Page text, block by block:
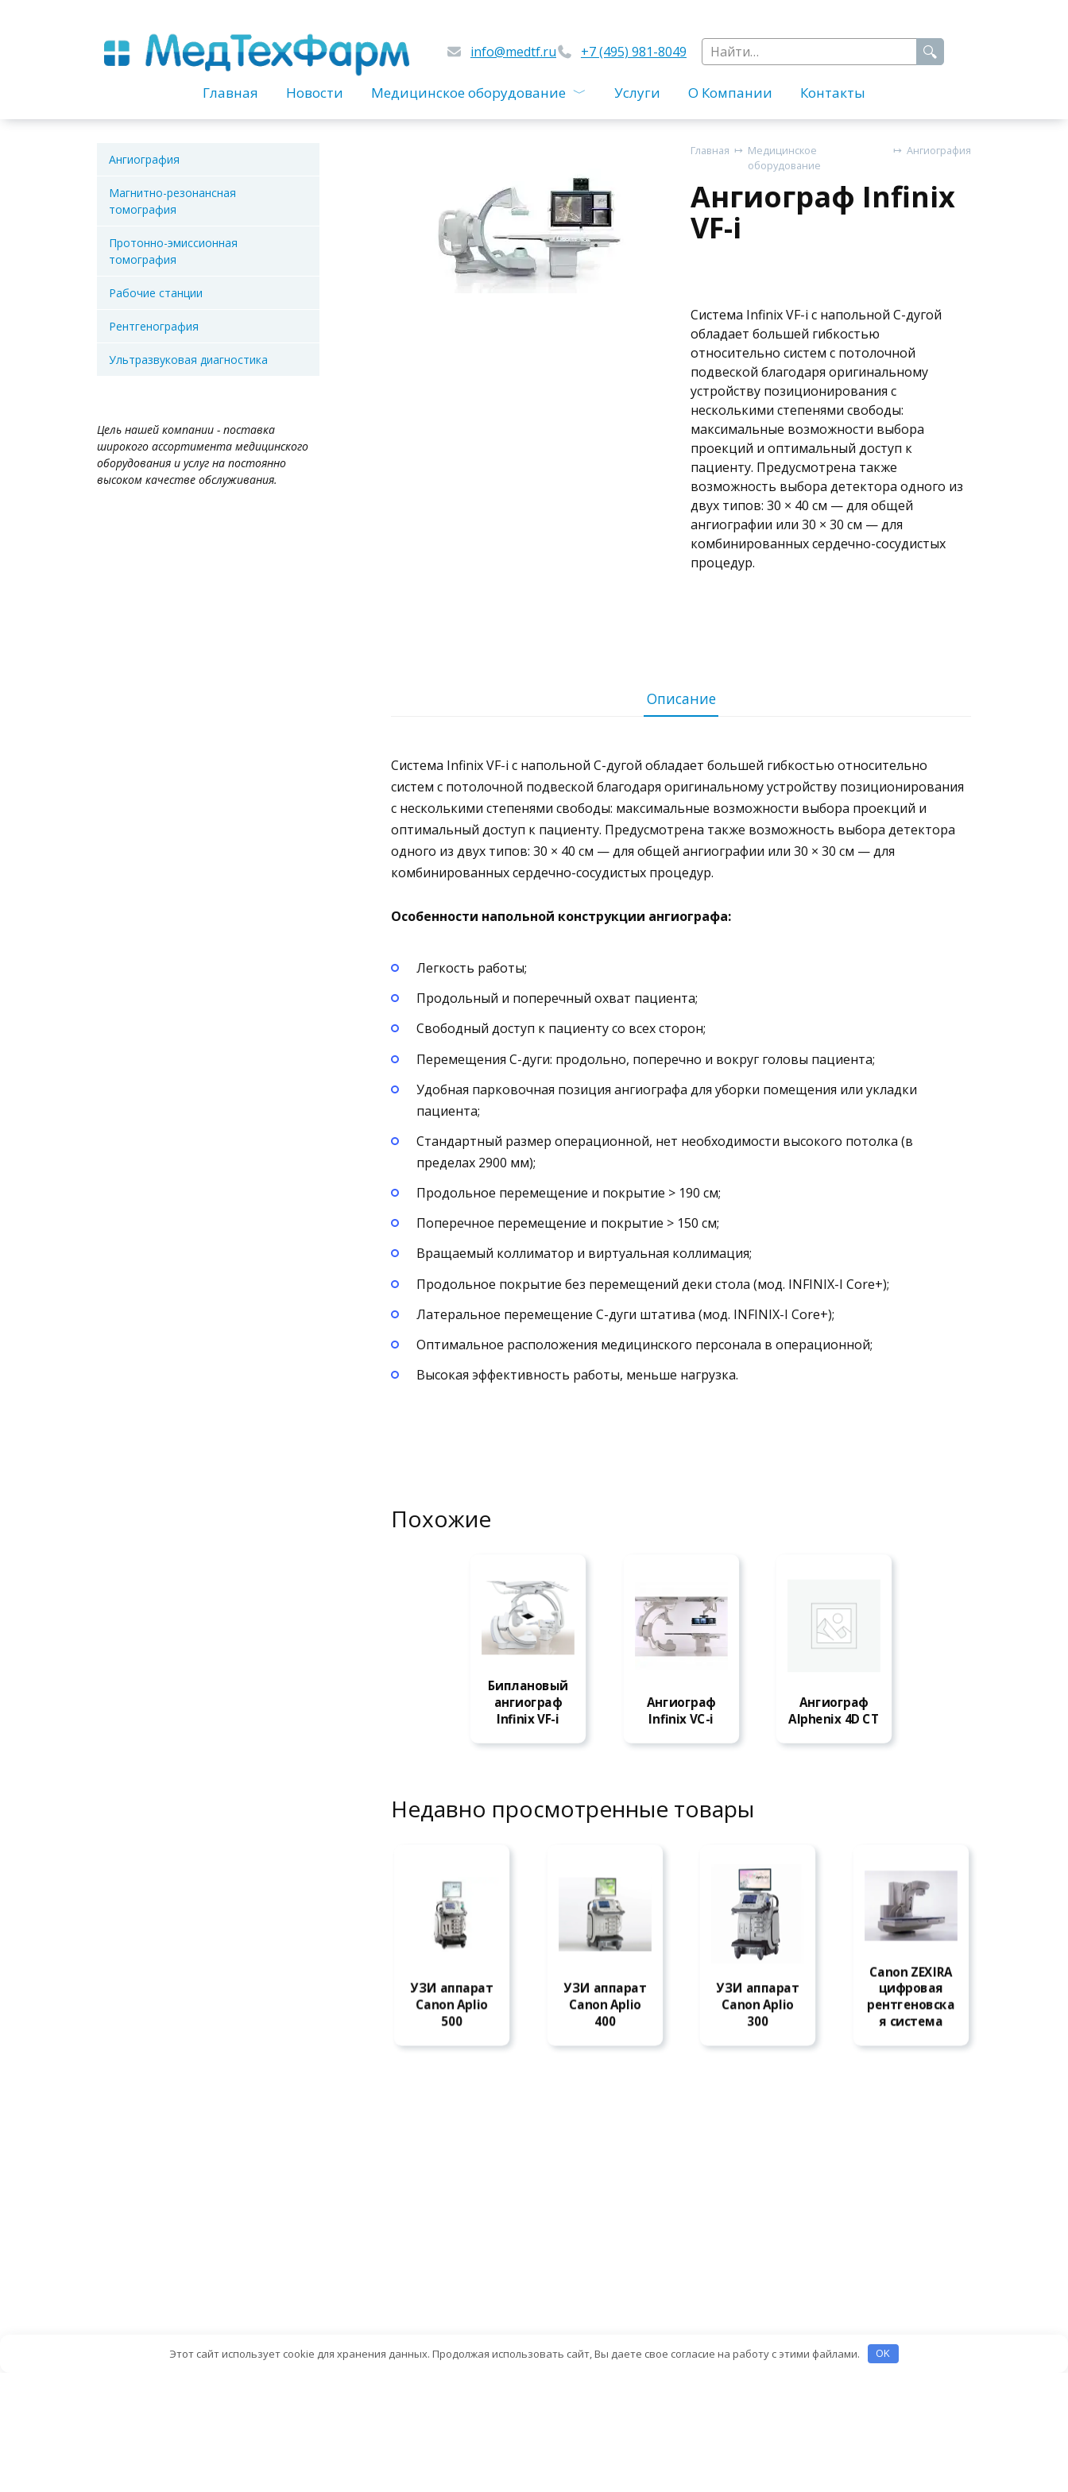
info@medtf.ru +7 (495) 981-8049
Главная Новости Медицинское оборудование Услуги О Компании Контакты
Search
for:
Главная
Медицинское
оборудование
Ангиография
Ангиограф Infinix
VF-i
Система Infinix VF-i с напольной C-дугой
обладает большей гибкостью
относительно систем с потолочной
подвеской благодаря оригинальному
устройству позиционирования с
несколькими степенями свободы:
максимальные возможности выбора
проекций и оптимальный доступ к
пациенту. Предусмотрена также
возможность выбора детектора одного из
двух типов: 30 × 40 см — для общей
ангиографии или 30 × 30 см — для
комбинированных сердечно-сосудистых
процедур.
Описание
Система Infinix VF-i с напольной C-дугой обладает большей гибкостью относительно
систем с потолочной подвеской благодаря оригинальному устройству позиционирования
с несколькими степенями свободы: максимальные возможности выбора проекций и
оптимальный доступ к пациенту. Предусмотрена также возможность выбора детектора
одного из двух типов: 30 × 40 см — для общей ангиографии или 30 × 30 см — для
комбинированных сердечно-сосудистых процедур.
Особенности напольной конструкции ангиографа:
Легкость работы;
Продольный и поперечный охват пациента;
Свободный доступ к пациенту со всех сторон;
Перемещения С-дуги: продольно, поперечно и вокруг головы пациента;
Удобная парковочная позиция ангиографа для уборки помещения или укладки
пациента;
Стандартный размер операционной, нет необходимости высокого потолка (в
пределах 2900 мм);
Продольное перемещение и покрытие > 190 см;
Поперечное перемещение и покрытие > 150 см;
Вращаемый коллиматор и виртуальная коллимация;
Продольное покрытие без перемещений деки стола (мод. INFINIX-I Core+);
Латеральное перемещение С-дуги штатива (мод. INFINIX-I Core+);
Оптимальное расположения медицинского персонала в операционной;
Высокая эффективность работы, меньше нагрузка.
Похожие
ЧИТАТЬ ДАЛЕЕ
Биплановый
ангиограф
Infinix VF-i ЧИТАТЬ ДАЛЕЕ
Ангиограф
Infinix VС-i ЧИТАТЬ ДАЛЕЕ
Ангиограф
Alphenix 4D CT
Недавно просмотренные товары
ЧИТАТЬ ДАЛЕЕ
УЗИ аппарат
Canon Aplio
500
ЧИТАТЬ ДАЛЕЕ
УЗИ аппарат
Canon Aplio
400 ЧИТАТЬ ДАЛЕЕ
УЗИ аппарат
Canon Aplio
300
ЧИТАТЬ ДАЛЕЕ
Canon ZEXIRA
цифровая
рентгеновска
я система
Ангиография
Магнитно-резонансная
томография
Протонно-эмиссионная
томография
Рабочие станции
Рентгенография
Ультразвуковая диагностика
Цель нашей компании - поставка
широкого ассортимента медицинского
оборудования и услуг на постоянно
высоком качестве обслуживания.
Этот сайт использует cookie для хранения данных. Продолжая использовать сайт, Вы даете свое согласие на работу с этими файлами. OK